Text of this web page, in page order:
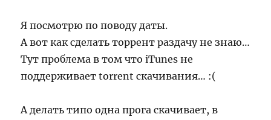
Я посмотрю по поводу даты.
А вот как сделать торрент раздачу не знаю…
Тут проблема в том что iTunes не
поддерживает torrent скачивания… :(
А делать типо одна прога скачивает, в